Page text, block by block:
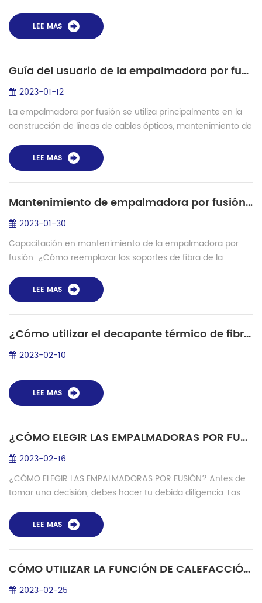
que mantiene la polarización, fibra...
LEE MAS
Guía del usuario de la empalmadora por fusión SHINHO X-900
2023-01-12
La empalmadora por fusión se utiliza principalmente en la
construcción de líneas de cables ópticos, mantenimiento de
de dispositivos de fibra ...
LEE MAS
Mantenimiento de empalmadora por fusión de Cómo reemplazar soportes de fibra
2023-01-30
Capacitación en mantenimiento de la empalmadora por
fusión: ¿Cómo reemplazar los soportes de fibra de la
es un trabajo importante durante el tr...
LEE MAS
¿Cómo utilizar el decapante térmico de fibra?
2023-02-10
LEE MAS
¿CÓMO ELEGIR LAS EMPALMADORAS POR FUSIÓN?
2023-02-16
¿CÓMO ELEGIR LAS EMPALMADORAS POR FUSIÓN? Antes de
tomar una decisión, debes hacer tu debida diligencia. Las
alineación de fibras en varios tipos ...
LEE MAS
CÓMO UTILIZAR LA FUNCIÓN DE CALEFACCIÓN INTELIGENTE
2023-02-25